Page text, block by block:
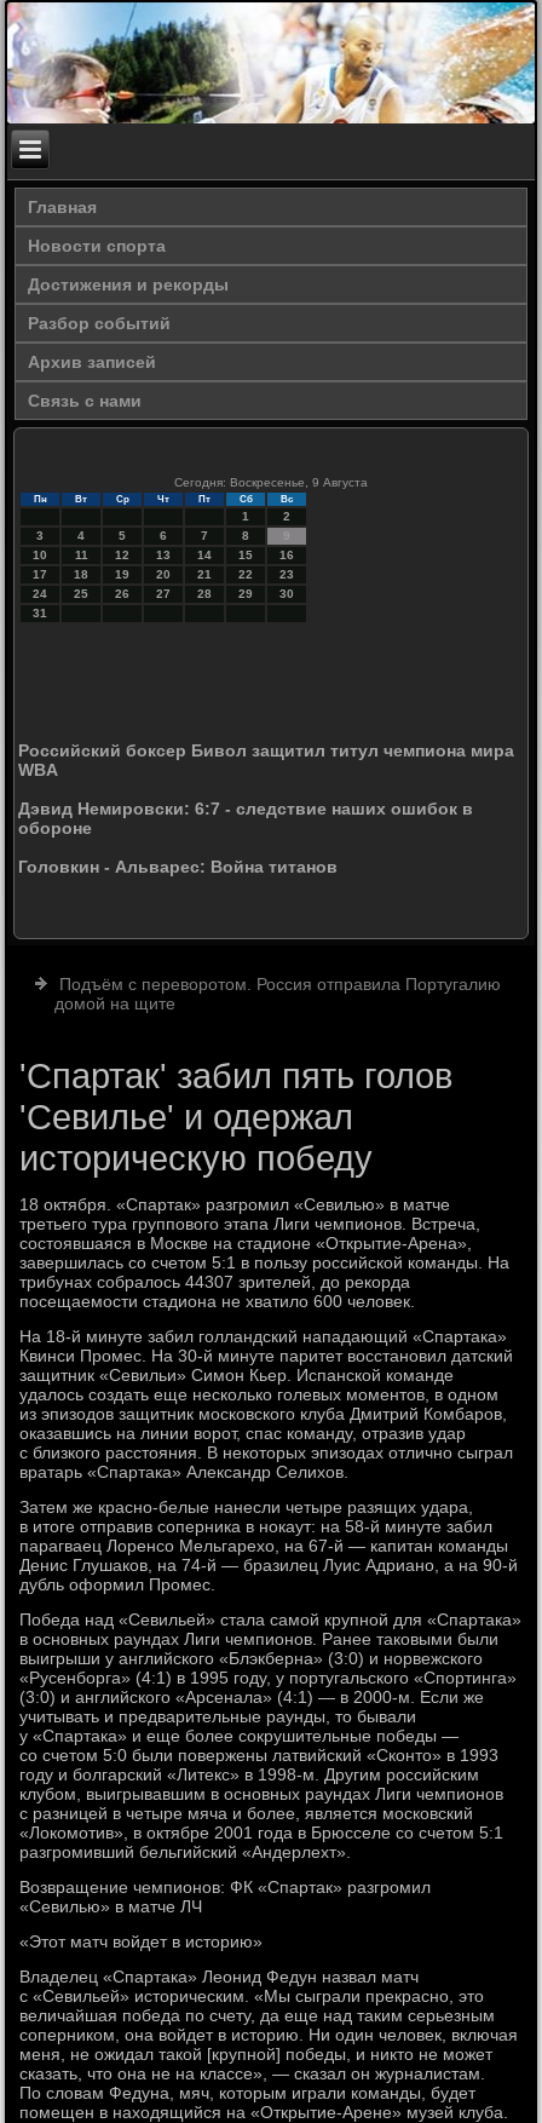
Главная
Новости спорта
Достижения и рекорды
Разбор событий
Архив записей
Связь с нами
Сегодня: Воскресенье, 9 Августа
Пн Вт Ср Чт Пт Сб Вс
1
2
3
4 5 6 7 8
9
10
11 12 13 14 15
16
17
18 19 20 21 22
23
24
25 26 27 28 29
30
31
Российский боксер Бивол защитил титул чемпиона мира
WBA
Дэвид Немировски: 6:7 - следствие наших ошибок в
обороне
Головкин - Альварес: Война титанов
Подъём с переворотом. Россия отправила Португалию
домой на щите
'Спартак' забил пять голов
'Севилье' и одержал
историческую победу
18 октября. «Спартак» разгромил «Севилью» в матче
третьего тура группового этапа Лиги чемпионов. Встреча,
состоявшаяся в Москве на стадионе «Открытие-Арена»,
завершилась со счетом 5:1 в пользу российской команды. На
трибунах собралось 44307 зрителей, до рекорда
посещаемости стадиона не хватило 600 человек.
На 18-й минуте забил голландский нападающий «Спартака»
Квинси Промес. На 30-й минуте паритет восстановил датский
защитник «Севильи» Симон Кьер. Испанской команде
удалось создать еще несколько голевых моментов, в одном
из эпизодов защитник московского клуба Дмитрий Комбаров,
оказавшись на линии ворот, спас команду, отразив удар
с близкого расстояния. В некоторых эпизодах отлично сыграл
вратарь «Спартака» Александр Селихов.
Затем же красно-белые нанесли четыре разящих удара,
в итоге отправив соперника в нокаут: на 58-й минуте забил
парагваец Лоренсо Мельгарехо, на 67-й — капитан команды
Денис Глушаков, на 74-й — бразилец Луис Адриано, а на 90-й
дубль оформил Промес.
Победа над «Севильей» стала самой крупной для «Спартака»
в основных раундах Лиги чемпионов. Ранее таковыми были
выигрыши у английского «Блэкберна» (3:0) и норвежского
«Русенборга» (4:1) в 1995 году, у португальского «Спортинга»
(3:0) и английского «Арсенала» (4:1) — в 2000-м. Если же
учитывать и предварительные раунды, то бывали
у «Спартака» и еще более сокрушительные победы —
со счетом 5:0 были повержены латвийский «Сконто» в 1993
году и болгарский «Литекс» в 1998-м. Другим российским
клубом, выигрывавшим в основных раундах Лиги чемпионов
с разницей в четыре мяча и более, является московский
«Локомотив», в октябре 2001 года в Брюсселе со счетом 5:1
разгромивший бельгийский «Андерлехт».
Возвращение чемпионов: ФК «Спартак» разгромил
«Севилью» в матче ЛЧ
«Этот матч войдет в историю»
Владелец «Спартака» Леонид Федун назвал матч
с «Севильей» историческим. «Мы сыграли прекрасно, это
величайшая победа по счету, да еще над таким серьезным
соперником, она войдет в историю. Ни один человек, включая
меня, не ожидал такой [крупной] победы, и никто не может
сказать, что она не на классе», — сказал он журналистам.
По словам Федуна, мяч, которым играли команды, будет
помещен в находящийся на «Открытие-Арене» музей клуба.